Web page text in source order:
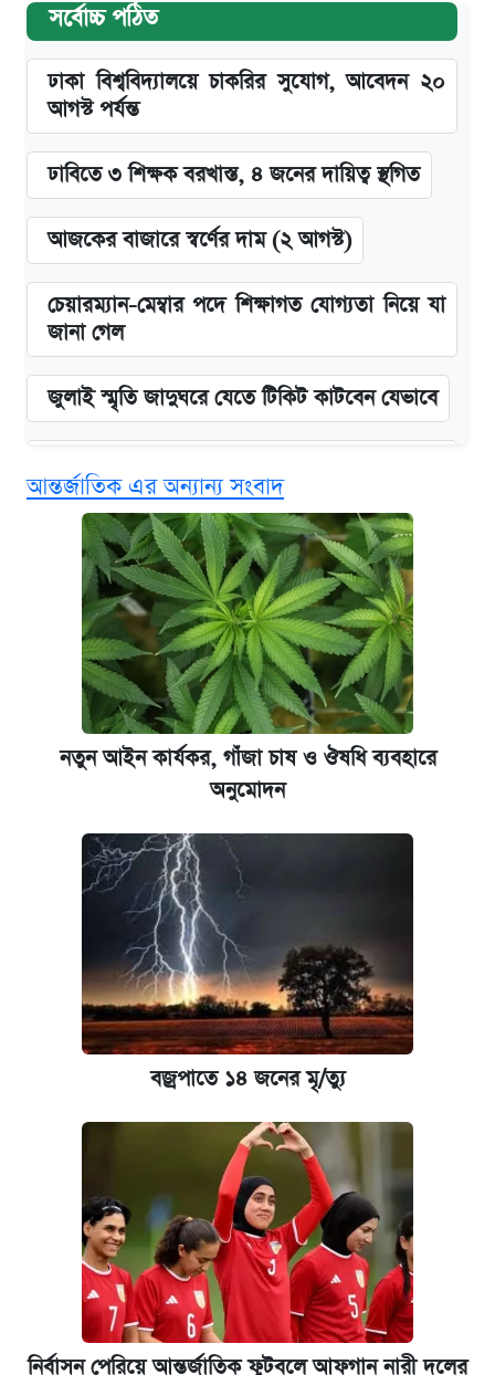
সর্বোচ্চ পঠিত
ঢাকা বিশ্ববিদ্যালয়ে চাকরির সুযোগ, আবেদন ২০
আগস্ট পর্যন্ত
ঢাবিতে ৩ শিক্ষক বরখাস্ত, ৪ জনের দায়িত্ব স্থগিত
আজকের বাজারে স্বর্ণের দাম (২ আগস্ট)
চেয়ারম্যান-মেম্বার পদে শিক্ষাগত যোগ্যতা নিয়ে যা
জানা গেল
জুলাই স্মৃতি জাদুঘরে যেতে টিকিট কাটবেন যেভাবে
ভাতা
দেশের বাজারে ফের বেড়েছে সোনার দাম
ভাতা-উপবৃত্তির আবেদন শুরু, জেনে নিন পদ্ধতি
‘গুলশানের চামেলি’ তে যৌনকর্মীর দালাল অ্যাডলফ
আজ শুক্রবার রাজধানীর যেসব মার্কেট-দোকানপাট
কবে শুরু হচ্ছে ঢাবির ভর্তি আবেদন, জানাল কর্তৃপক্ষ
যুক্তরাষ্ট্র থেকে আরও ২৩ বাংলাদেশিকে দেশে
ফেরত পাঠানো হলো
ইপিএস প্রকাশ করেছে ঢাকা ব্যাংক
আজকের বাজারে স্বর্ণের দাম (৪ আগস্ট)
কবে হবে মেডিকেল ভর্তি পরীক্ষা, জানা গেল যা
আন্তর্জাতিক এর অন্যান্য সংবাদ
নতুন আইন কার্যকর, গাঁজা চাষ ও ঔষধি ব্যবহারে
অনুমোদন
বজ্রপাতে ১৪ জনের মৃ/ত্যু
নির্বাসন পেরিয়ে আন্তর্জাতিক ফুটবলে আফগান নারী দলের